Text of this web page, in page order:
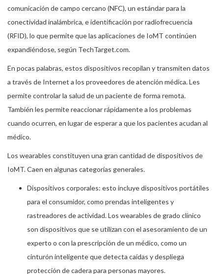
comunicación de campo cercano (NFC), un estándar para la
conectividad inalámbrica, e identificación por radiofrecuencia
(RFID), lo que permite que las aplicaciones de IoMT continúen
expandiéndose, según TechTarget.com.
En pocas palabras, estos dispositivos recopilan y transmiten datos
a través de Internet a los proveedores de atención médica. Les
permite controlar la salud de un paciente de forma remota.
También les permite reaccionar rápidamente a los problemas
cuando ocurren, en lugar de esperar a que los pacientes acudan al
médico.
Los wearables constituyen una gran cantidad de dispositivos de
IoMT. Caen en algunas categorías generales.
Dispositivos corporales: esto incluye dispositivos portátiles
para el consumidor, como prendas inteligentes y
rastreadores de actividad. Los wearables de grado clínico
son dispositivos que se utilizan con el asesoramiento de un
experto o con la prescripción de un médico, como un
cinturón inteligente que detecta caídas y despliega
protección de cadera para personas mayores.